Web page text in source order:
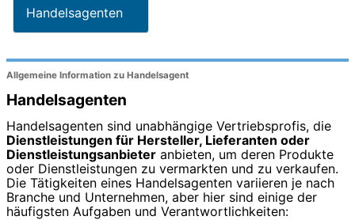
Handelsagenten
Allgemeine Information zu Handelsagent
Handelsagenten
Handelsagenten sind unabhängige Vertriebsprofis, die
Dienstleistungen für Hersteller, Lieferanten oder
Dienstleistungsanbieter anbieten, um deren Produkte
oder Dienstleistungen zu vermarkten und zu verkaufen.
Die Tätigkeiten eines Handelsagenten variieren je nach
Branche und Unternehmen, aber hier sind einige der
häufigsten Aufgaben und Verantwortlichkeiten: